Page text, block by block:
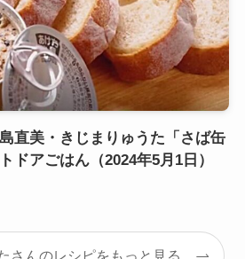
直美・きじまりゅうた「さば缶
ドアごはん（2024年5月1日）
さんのレシピをもっと見る